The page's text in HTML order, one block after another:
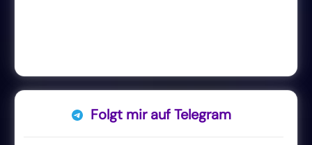
Folgt mir auf Telegram